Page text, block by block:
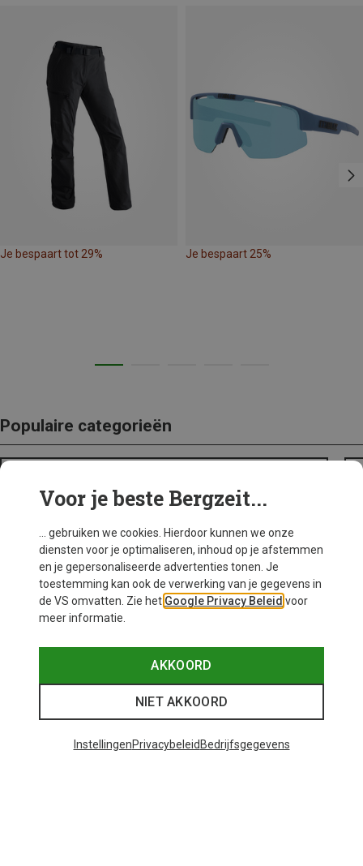
Je bespaart tot 29% Je bespaart 25%
Populaire categorieën
Voor je beste Bergzeit...
... gebruiken we cookies. Hierdoor kunnen we onze
diensten voor je optimaliseren, inhoud op je afstemmen
en je gepersonaliseerde advertenties tonen. Je
toestemming kan ook de verwerking van je gegevens in
de VS omvatten. Zie het Google Privacy Beleid voor
meer informatie.
AKKOORD
NIET AKKOORD
InstellingenPrivacybeleid Bedrijfsgegevens